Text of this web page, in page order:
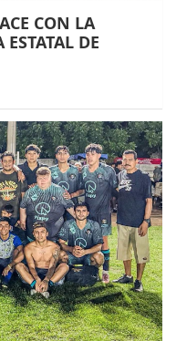
CON LA
DE